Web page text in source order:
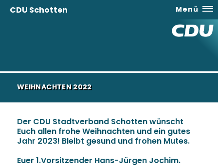
CDU Schotten Menü
WEIHNACHTEN 2022
Der CDU Stadtverband Schotten wünscht
Euch allen frohe Weihnachten und ein gutes
Jahr 2023! Bleibt gesund und frohen Mutes.
Euer 1.Vorsitzender Hans-Jürgen Jochim.